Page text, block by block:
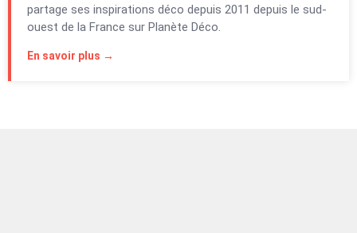
partage ses inspirations déco depuis 2011 depuis le sud-
ouest de la France sur Planète Déco.
En savoir plus →